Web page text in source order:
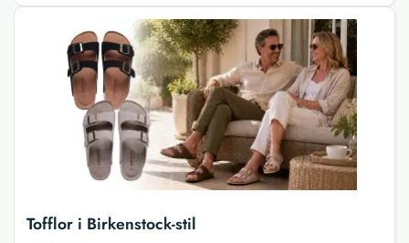
Tofflor i Birkenstock-stil